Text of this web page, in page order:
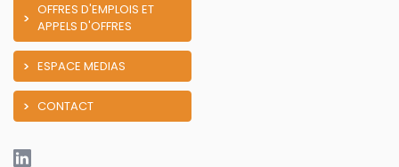
OFFRES D'EMPLOIS ET
APPELS D'OFFRES
ESPACE MEDIAS
CONTACT